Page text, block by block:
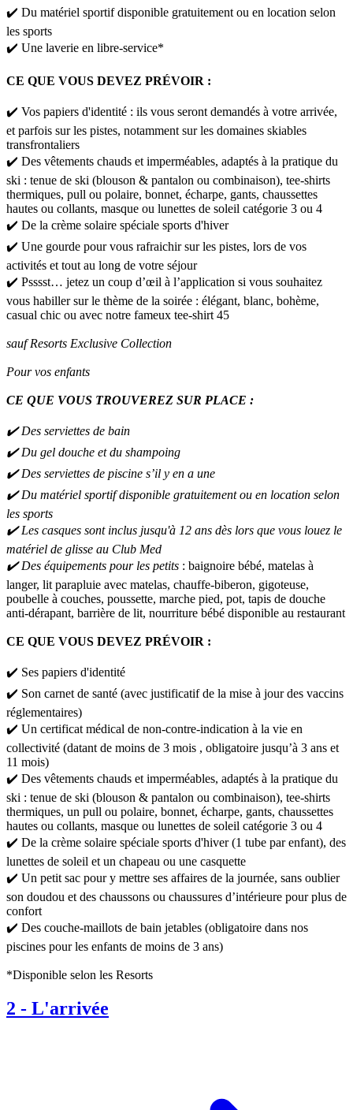
✔️ Du matériel sportif disponible gratuitement ou en location selon
les sports
✔️ Une laverie en libre-service*
CE QUE VOUS DEVEZ PRÉVOIR :
✔️ Vos papiers d'identité : ils vous seront demandés à votre arrivée,
et parfois sur les pistes, notamment sur les domaines skiables
transfrontaliers​ ​
✔️ Des vêtements chauds et imperméables, adaptés à la pratique du
ski : tenue de ski (blouson & pantalon ou combinaison), tee-shirts
thermiques, pull ou polaire, bonnet, écharpe, gants, chaussettes
hautes ou collants, masque ou lunettes de soleil catégorie 3 ou 4​
✔️ De la crème solaire spéciale sports d'hiver​
✔️ Une gourde pour vous rafraichir sur les pistes, lors de vos
activités et tout au long de votre séjour
✔️ Psssst… jetez un coup d’œil à l’application si vous souhaitez
vous habiller sur le thème de la soirée : élégant, blanc, bohème,
casual chic ou avec notre fameux tee-shirt 45
sauf Resorts Exclusive Collection
Pour vos enfants
CE QUE VOUS TROUVEREZ SUR PLACE :
✔️ Des serviettes de bain
✔️ Du gel douche et du shampoing
✔️ Des serviettes de piscine s’il y en a une
✔️ Du matériel sportif disponible gratuitement ou en location selon
les sports
✔️ Les casques sont inclus jusqu'à 12 ans dès lors que vous louez le
matériel de glisse au Club Med
✔️ Des équipements pour les petits : baignoire bébé, matelas à
langer, lit parapluie avec matelas, chauffe-biberon, gigoteuse,
poubelle à couches, poussette, marche pied, pot, tapis de douche
anti-dérapant, barrière de lit, nourriture bébé disponible au restaurant
CE QUE VOUS DEVEZ PRÉVOIR :
✔️ Ses papiers d'identité
✔️ Son carnet de santé (avec justificatif de la mise à jour des vaccins
réglementaires)
✔️ Un certificat médical de non-contre-indication à la vie en
collectivité (datant de moins de 3 mois , obligatoire jusqu’à 3 ans et
11 mois)
✔️ Des vêtements chauds et imperméables, adaptés à la pratique du
ski : tenue de ski (blouson & pantalon ou combinaison), tee-shirts
thermiques, un pull ou polaire, bonnet, écharpe, gants, chaussettes
hautes ou collants, masque ou lunettes de soleil catégorie 3 ou 4
✔️ De la crème solaire spéciale sports d'hiver (1 tube par enfant), des
lunettes de soleil et un chapeau ou une casquette
✔️ Un petit sac pour y mettre ses affaires de la journée, sans oublier
son doudou et des chaussons ou chaussures d’intérieure pour plus de
confort
✔️ Des couche-maillots de bain jetables (obligatoire dans nos
piscines pour les enfants de moins de 3 ans)
*Disponible selon les Resorts
2 - L'arrivée